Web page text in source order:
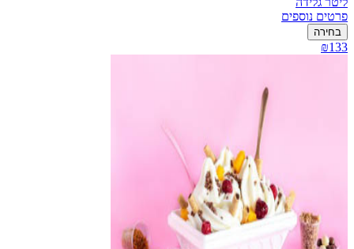
פרטים נוספים
בחירה
₪133